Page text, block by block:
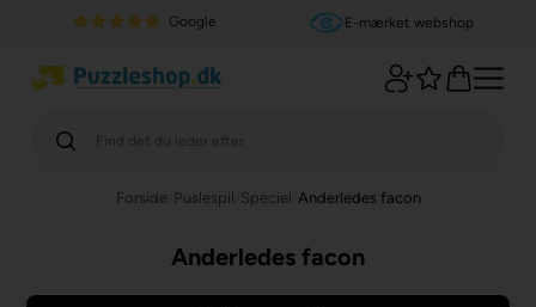
Google E-mærket webshop
Forside Puslespil Speciel Anderledes facon
Anderledes facon